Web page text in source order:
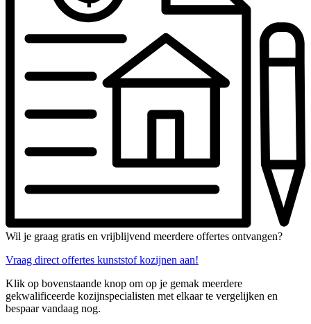
Wil je graag gratis en vrijblijvend meerdere offertes ontvangen?
Vraag direct offertes kunststof kozijnen aan!
Klik op bovenstaande knop om op je gemak meerdere
gekwalificeerde kozijnspecialisten met elkaar te vergelijken en
bespaar vandaag nog.